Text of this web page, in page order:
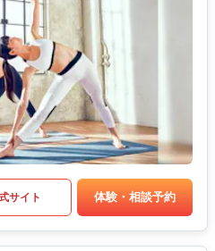
サイト 体験・相談予約